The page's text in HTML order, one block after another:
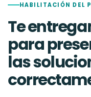
HABILITACIÓN DEL
Te
para
las